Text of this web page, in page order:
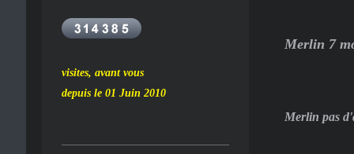
Merlin 7
Merlin pas
visites, avant vous
depuis le 01 Juin 2010